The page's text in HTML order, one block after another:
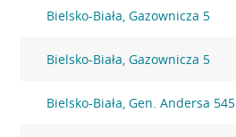
Bielsko-Biała, Gazownicza 5
Bielsko-Biała, Gazownicza 5
Bielsko-Biała, Gen. Andersa 545